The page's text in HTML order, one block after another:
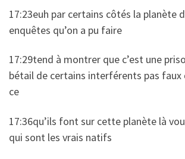
17:23euh par certains côtés la planète
enquêtes qu’on a pu faire
17:29tend à montrer que c’est une
bétail de certains interférents pas faux
ce
17:36qu’ils font sur cette planète là
qui sont les vrais natifs